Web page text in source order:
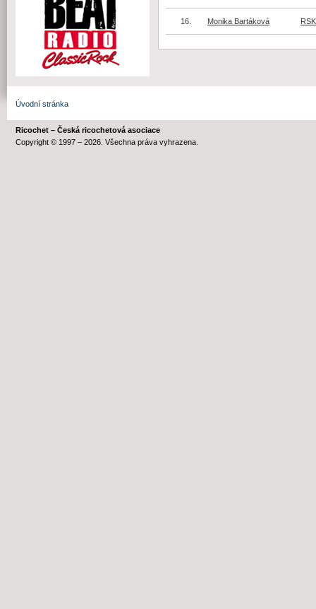
16. Monika Bartáková
Úvodní stránka
Ricochet – Česká ricochetová asociace
Copyright © 1997 – 2026. Všechna práva vyhrazena.